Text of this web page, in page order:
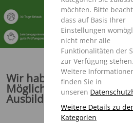
möchten. Bitte
dass auf Basis Ihrer
Einstellungen
nicht mehr alle
Funktionalitäten der
zur Verfügung stehen.
Weitere
finden Sie in
unseren
Weitere Details zu
Kategorien
Wir haben bei
Möglichkeit in vielen
Ausbildungsberufen